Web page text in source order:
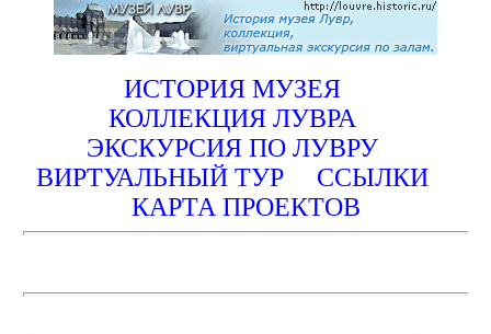
ИСТОРИЯ МУЗЕЯ
КОЛЛЕКЦИЯ ЛУВРА
ЭКСКУРСИЯ ПО ЛУВРУ
ВИРТУАЛЬНЫЙ ТУР
ССЫЛКИ
КАРТА ПРОЕКТОВ